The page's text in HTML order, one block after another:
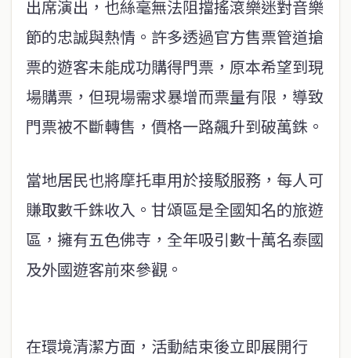
出席演出，也絲毫無法阻擋搖滾樂迷對音樂
節的忠誠與熱情。許多透過官方售票管道搶
票的遊客未能成功購得門票，原本希望到現
場購票，但現場需求暴增而票量有限，導致
門票被不斷轉售，價格一路飆升到破萬銖。
當地居民也將摩托車用於接駁服務，每人可
賺取數千銖收入。甘頌區是全國知名的旅遊
區，擁有五色佛寺，全年吸引數十萬名泰國
及外國遊客前來參觀。
在環境清潔方面，活動結束後立即展開行